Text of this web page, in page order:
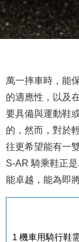
萬一摔車時，能
的適應性，以及
要具備與運動鞋
的，然而，對於
往更希望能有一
S-AR 騎乘鞋正
能卓越，能為即
1 機車用騎行鞋